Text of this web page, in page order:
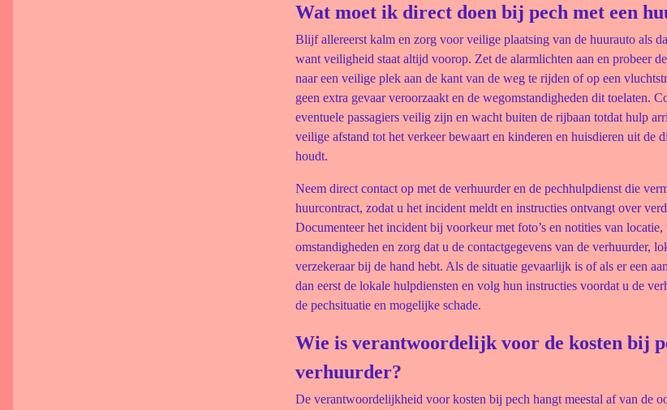
Wat moet ik direct doen bij pech met een
Blijf allereerst kalm en zorg voor veilige plaatsing van de huurauto als
want veiligheid staat altijd voorop. Zet de alarmlichten aan en probeer
naar een veilige plek aan de kant van de weg te rijden of op een
geen extra gevaar veroorzaakt en de wegomstandigheden dit toelaten.
eventuele passagiers veilig zijn en wacht buiten de rijbaan totdat hulp
veilige afstand tot het verkeer bewaart en kinderen en huisdieren uit de
houdt.
Neem direct contact op met de verhuurder en de pechhulpdienst die
huurcontract, zodat u het incident meldt en instructies ontvangt over
Documenteer het incident bij voorkeur met foto’s en notities van
omstandigheden en zorg dat u de contactgegevens van de verhuurder,
verzekeraar bij de hand hebt. Als de situatie gevaarlijk is of als er een
dan eerst de lokale hulpdiensten en volg hun instructies voordat u de
de pechsituatie en mogelijke schade.
Wie is verantwoordelijk voor de kosten bij
verhuurder?
De verantwoordelijkheid voor kosten bij pech hangt meestal af van de